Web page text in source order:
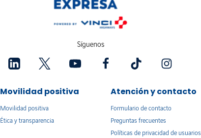
Síguenos
Movilidad positiva
Movilidad positiva
Ética y transparencia
Atención y contacto
Formulario de contacto
Preguntas frecuentes
Políticas de privacidad de usuarios